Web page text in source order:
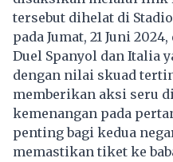
tersebut dihelat di
pada Jumat, 21 Juni
Duel Spanyol dan Italia
dengan nilai skuad
memberikan aksi seru
kemenangan pada
penting bagi kedua
memastikan tiket ke